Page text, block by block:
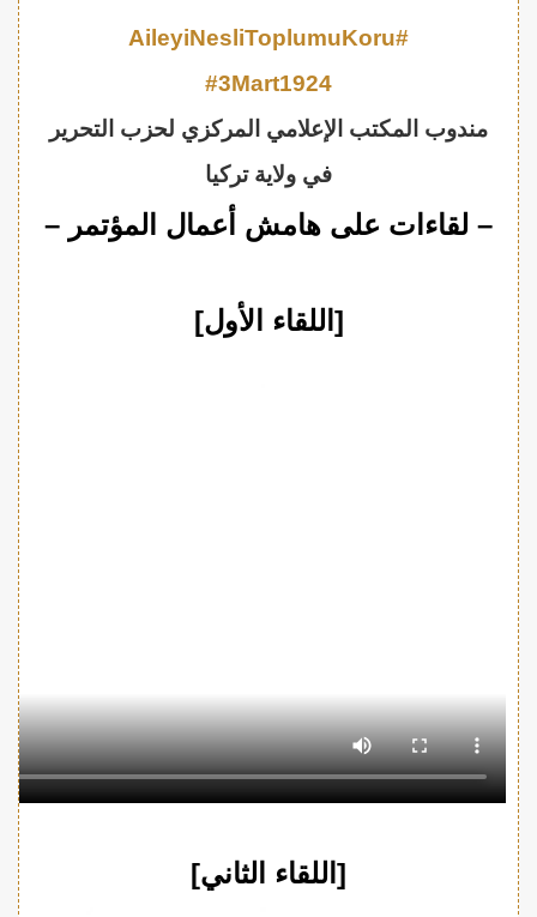
#AileyiNesliToplumuKoru
#3Mart1924
مندوب المكتب الإعلامي المركزي لحزب التحرير
في ولاية تركيا
– لقاءات على هامش أعمال المؤتمر –
[اللقاء الأول]
[اللقاء الثاني]